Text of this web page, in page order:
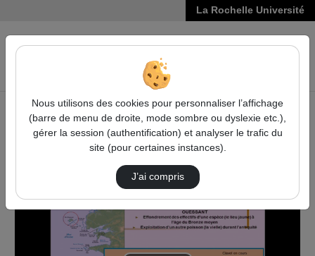
La Rochelle Université
VIDÉOS
Accueil
Sciences, Technologies, Santé
La surexploitation des ressources halieutiques dans la
longue durée : Représentations et réalité
Les Facteurs De L'Évolution De La Biodiversi…
Nous utilisons des cookies pour personnaliser l’affichage
(barre de menu de droite, mode sombre ou dyslexie etc.),
gérer la session (authentification) et analyser le trafic du
site (pour certaines instances).
J’ai compris